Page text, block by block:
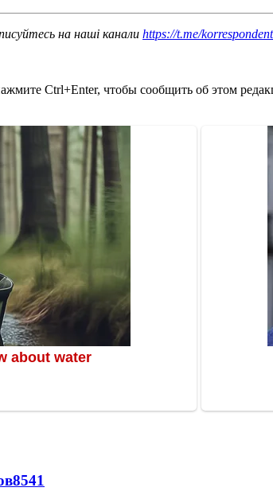
на наші канали https://t.me/
Ctrl+Enter, чтобы сообщить об этом
8541